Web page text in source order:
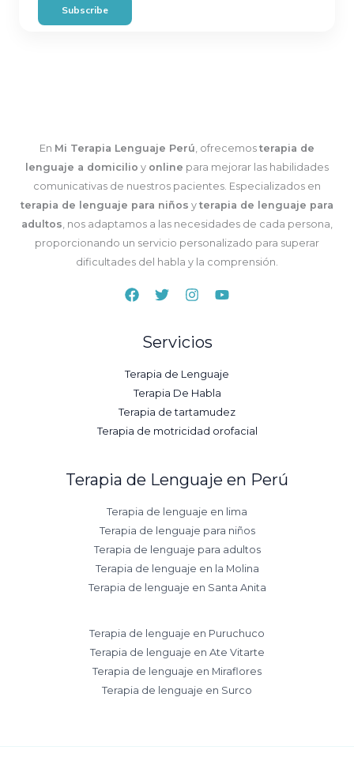
Subscribe
En Mi Terapia Lenguaje Perú, ofrecemos terapia de
lenguaje a domicilio y online para mejorar las habilidades
comunicativas de nuestros pacientes. Especializados en
terapia de lenguaje para niños y terapia de lenguaje para
adultos, nos adaptamos a las necesidades de cada persona,
proporcionando un servicio personalizado para superar
dificultades del habla y la comprensión.
Servicios
Terapia de Lenguaje
Terapia De Habla
Terapia de tartamudez
Terapia de motricidad orofacial
Terapia de Lenguaje en Perú
Terapia de lenguaje en lima
Terapia de lenguaje para niños
Terapia de lenguaje para adultos
Terapia de lenguaje en la Molina
Terapia de lenguaje en Santa Anita
Terapia de lenguaje en Puruchuco
Terapia de lenguaje en Ate Vitarte
Terapia de lenguaje en Miraflores
Terapia de lenguaje en Surco